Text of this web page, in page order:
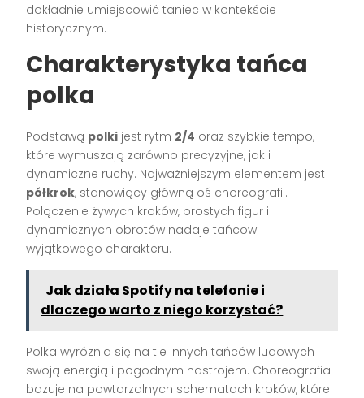
dokładnie umiejscowić taniec w kontekście
historycznym.
Charakterystyka tańca
polka
Podstawą polki jest rytm 2/4 oraz szybkie tempo,
które wymuszają zarówno precyzyjne, jak i
dynamiczne ruchy. Najważniejszym elementem jest
półkrok, stanowiący główną oś choreografii.
Połączenie żywych kroków, prostych figur i
dynamicznych obrotów nadaje tańcowi
wyjątkowego charakteru.
Jak działa Spotify na telefonie i
dlaczego warto z niego korzystać?
Polka wyróżnia się na tle innych tańców ludowych
swoją energią i pogodnym nastrojem. Choreografia
bazuje na powtarzalnych schematach kroków, które